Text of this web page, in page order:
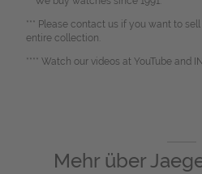
*** Please contact us if you want to
entire collection.
**** Watch our videos at YouTube and
Mehr über